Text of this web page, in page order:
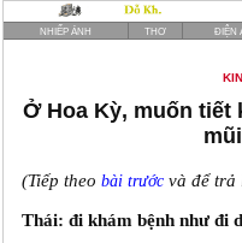
NHIẾP ẢNH THƠ ĐIỆN
Ở Hoa Kỳ, muốn tiết
(Tiếp theo bài trướcvà để trả
Thái: đi khám bệnh như đi